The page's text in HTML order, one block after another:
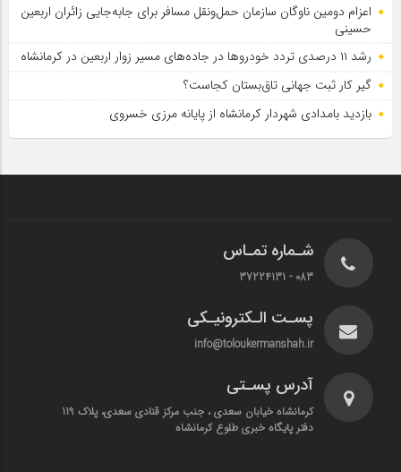
اعزام دومین ناوگان سازمان حمل‌ونقل مسافر برای جابه‌جایی زائران اربعین
حسینی
رشد ۱۱ درصدی تردد خودروها در جاده‌های مسیر زوار اربعین در کرمانشاه
گیر کار ثبت جهانی تاق‌بستان کجاست؟
بازدید بامدادی شهردار کرمانشاه از پایانه مرزی خسروی
شـماره تمـاس
083 - 37224131
پسـت الـکترونیـکی
info@toloukermanshah.ir
آدرس پسـتی
کرمانشاه خیابان سعدی ، جنب مرکز قنادی سعدی، پلاک 119
دفتر پایگاه خبری طلوع کرمانشاه